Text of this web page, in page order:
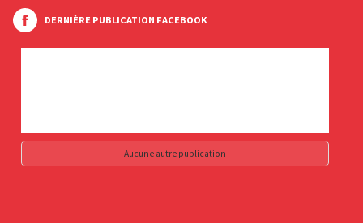
DERNIÈRE PUBLICATION FACEBOOK
Aucune autre publication